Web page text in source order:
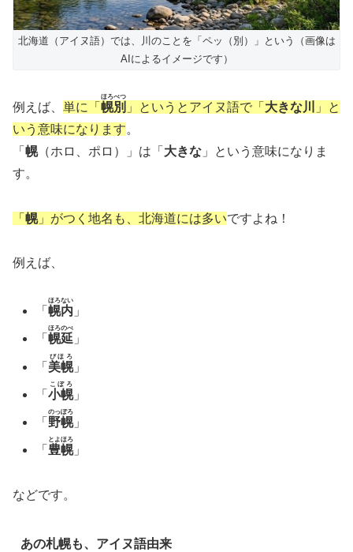
北海道（アイヌ語）では、川のことを「ペッ（別）」という（画像は
AIによるイメージです）
例えば、 単に「 幌別
ほろべつ
」というとアイヌ語で「 大きな川
」と
いう意味になります。
「 幌（ホロ、ポロ）」は「 大きな 」という意味になりま
す。
「 幌」がつく地名も、北海道には多いですよね！
例えば、
「幌内
ほろない
」
「幌延
ほろのべ
」
「 美幌
びほろ
」
「小幌
こぼろ
」
「 野幌
のっぽろ
」
「 豊幌
とよほろ
」
などです。
あの札幌も、アイヌ語由来